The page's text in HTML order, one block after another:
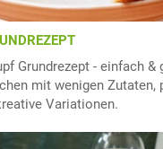
Grundrezept - einfach &
mit wenigen Zutaten,
Variationen.